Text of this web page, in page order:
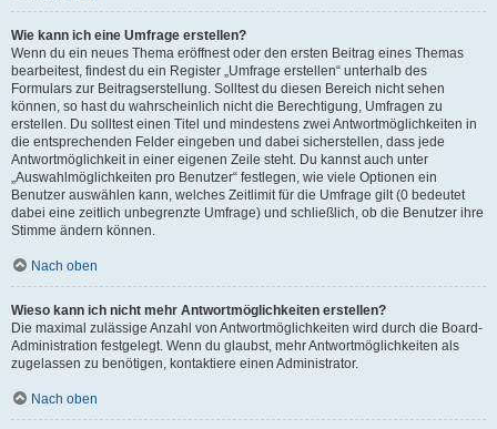
Wie kann ich eine Umfrage erstellen?
Wenn du ein neues Thema eröffnest oder den ersten Beitrag eines Themas
bearbeitest, findest du ein Register „Umfrage erstellen“ unterhalb des
Formulars zur Beitragserstellung. Solltest du diesen Bereich nicht sehen
können, so hast du wahrscheinlich nicht die Berechtigung, Umfragen zu
erstellen. Du solltest einen Titel und mindestens zwei Antwortmöglichkeiten in
die entsprechenden Felder eingeben und dabei sicherstellen, dass jede
Antwortmöglichkeit in einer eigenen Zeile steht. Du kannst auch unter
„Auswahlmöglichkeiten pro Benutzer“ festlegen, wie viele Optionen ein
Benutzer auswählen kann, welches Zeitlimit für die Umfrage gilt (0 bedeutet
dabei eine zeitlich unbegrenzte Umfrage) und schließlich, ob die Benutzer ihre
Stimme ändern können.
Nach oben
Wieso kann ich nicht mehr Antwortmöglichkeiten erstellen?
Die maximal zulässige Anzahl von Antwortmöglichkeiten wird durch die Board-
Administration festgelegt. Wenn du glaubst, mehr Antwortmöglichkeiten als
zugelassen zu benötigen, kontaktiere einen Administrator.
Nach oben